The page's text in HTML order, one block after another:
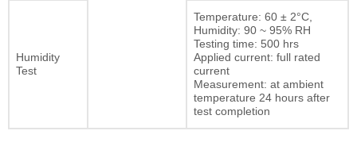
Humidity
Test
Temperature: 60 ± 2°C,
Humidity: 90 ~ 95% RH
Testing time: 500 hrs
Applied current: full rated
current
Measurement: at ambient
temperature 24 hours after
test completion